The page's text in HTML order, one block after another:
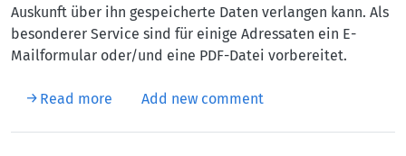
Auskunft über ihn gespeicherte Daten verlangen kann. Als
besonderer Service sind für einige Adressaten ein E-
Mailformular oder/und eine PDF-Datei vorbereitet.
Read more about Datensammler
Add new comment